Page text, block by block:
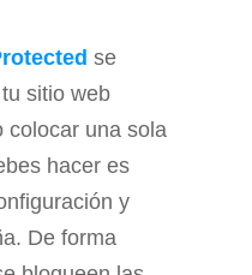
se
sitio web
colocar una sola
hacer es
y
De forma